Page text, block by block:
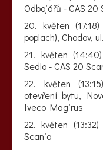
Odbojářů - CAS
20. květen
poplach), Chodov,
21. květen
Sedlo - CAS 20
22. květen
otevření bytu,
Iveco Magirus
22. květen
Scania